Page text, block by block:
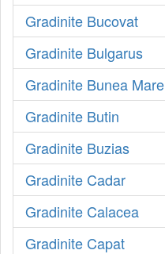
Gradinite Bucovat
Gradinite Bulgarus
Gradinite Bunea Mare
Gradinite Butin
Gradinite Buzias
Gradinite Cadar
Gradinite Calacea
Gradinite Capat